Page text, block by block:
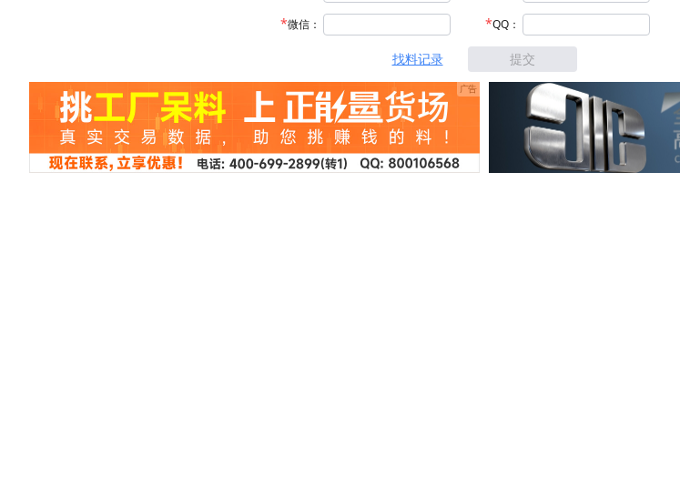
微信： QQ：
找料记录 提交